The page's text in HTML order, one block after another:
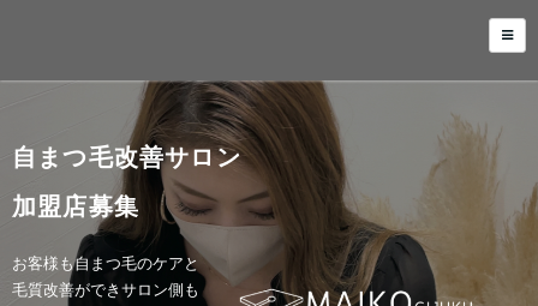
自まつ毛改善サロン
加盟店募集
お客様も自まつ毛のケアと
毛質改善ができサロン側も